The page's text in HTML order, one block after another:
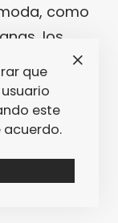
como
los
que se
y colores,
y las
que
este
acuerdo.